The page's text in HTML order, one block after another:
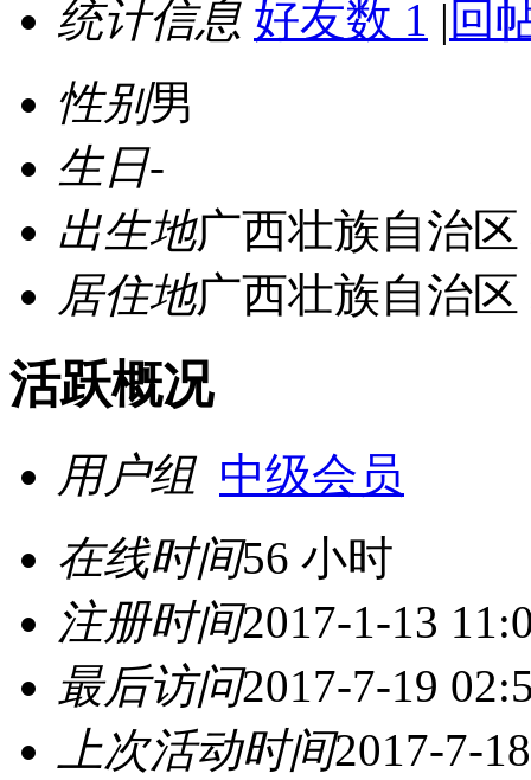
统计信息 好友数 1 | 回
性别男
生日-
出生地广西壮族自治
居住地广西壮族自治
活跃概况
用户组 中级会员
在线时间56 小时
注册时间2017-1-13
最后访问2017-7-19
上次活动时间2017-7-